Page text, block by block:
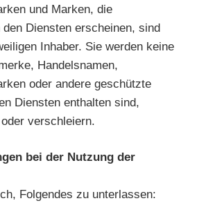
und Marken, die
Diensten erscheinen, sind
Inhaber. Sie werden keine
Handelsnamen,
oder andere geschützte
Diensten enthalten sind,
verschleiern.
bei der Nutzung der
Folgendes zu unterlassen: